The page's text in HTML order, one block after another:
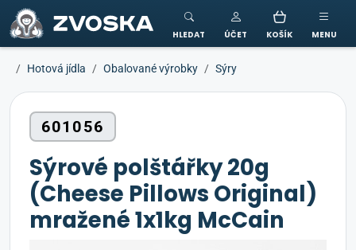
ZVOSKA
HLEDAT ÚČET KOŠÍK MENU
Hotová jídla Obalované výrobky Sýry
601056
Sýrové polštářky 20g
(Cheese Pillows Original)
mražené 1x1kg McCain